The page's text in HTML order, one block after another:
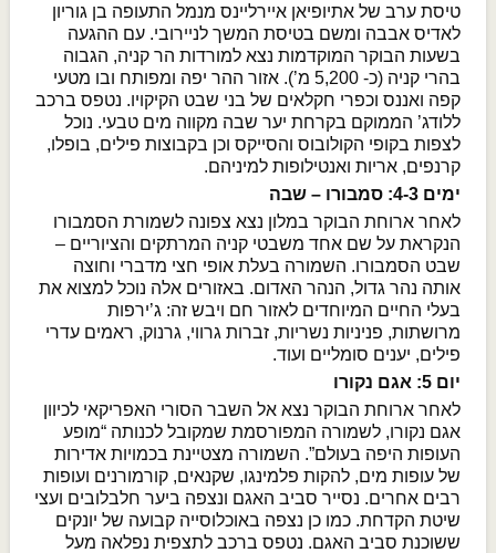
טיסת ערב של אתיופיאן איירליינס מנמל התעופה בן גוריון
לאדיס אבבה ומשם בטיסת המשך לניירובי. עם ההגעה
בשעות הבוקר המוקדמות נצא למורדות הר קניה, הגבוה
בהרי קניה (כ- 5,200 מ’). אזור ההר יפה ומפותח ובו מטעי
קפה ואננס וכפרי חקלאים של בני שבט הקיקויו. נטפס ברכב
ללודג’ הממוקם בקרחת יער שבה מקווה מים טבעי. נוכל
לצפות בקופי הקולובוס והסייקס וכן בקבוצות פילים, בופלו,
קרנפים, אריות ואנטילופות למיניהם.
ימים 4-3: סמבורו – שבה
לאחר ארוחת הבוקר במלון נצא צפונה לשמורת הסמבורו
הנקראת על שם אחד משבטי קניה המרתקים והציוריים –
שבט הסמבורו. השמורה בעלת אופי חצי מדברי וחוצה
אותה נהר גדול, הנהר האדום. באזורים אלה נוכל למצוא את
בעלי החיים המיוחדים לאזור חם ויבש זה: ג’ירפות
מרושתות, פניניות נשריות, זברות גרווי, גרנוק, ראמים עדרי
פילים, יענים סומליים ועוד.
יום 5: אגם נקורו
לאחר ארוחת הבוקר נצא אל השבר הסורי האפריקאי לכיוון
אגם נקורו, לשמורה המפורסמת שמקובל לכנותה “מופע
העופות היפה בעולם”. השמורה מצטיינת בכמויות אדירות
של עופות מים, להקות פלמינגו, שקנאים, קורמורנים ועופות
רבים אחרים. נסייר סביב האגם ונצפה ביער חלבלובים ועצי
שיטת הקדחת. כמו כן נצפה באוכלוסייה קבועה של יונקים
ששוכנת סביב האגם. נטפס ברכב לתצפית נפלאה מעל